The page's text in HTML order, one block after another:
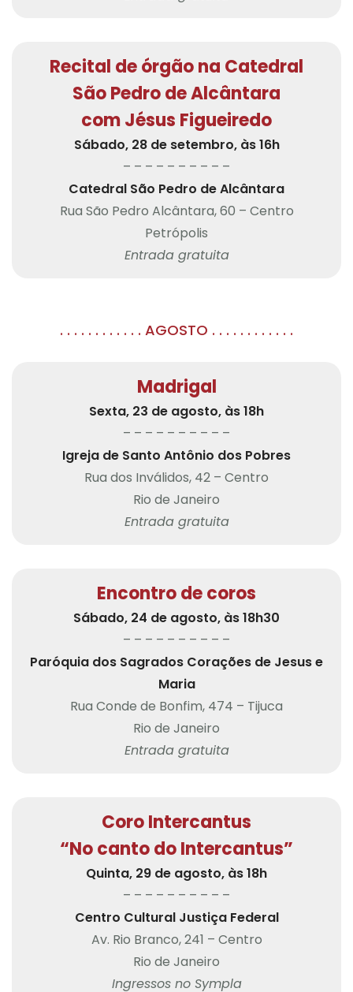
Recital de órgão na Catedral
São Pedro de Alcântara
com Jésus Figueiredo
Sábado, 28 de setembro, às 16h
– – – – – – – – – –
Catedral São Pedro de Alcântara
Rua São Pedro Alcântara, 60 – Centro
Petrópolis
Entrada gratuita
. . . . . . . . . . . . AGOSTO . . . . . . . . . . . .
Madrigal
Sexta, 23 de agosto, às 18h
– – – – – – – – – –
Igreja de Santo Antônio dos Pobres
Rua dos Inválidos, 42 – Centro
Rio de Janeiro
Entrada gratuita
Encontro de coros
Sábado, 24 de agosto, às 18h30
– – – – – – – – – –
Paróquia dos Sagrados Corações de Jesus e
Maria
Rua Conde de Bonfim, 474 – Tijuca
Rio de Janeiro
Entrada gratuita
Coro Intercantus
“No canto do Intercantus”
Quinta, 29 de agosto, às 18h
– – – – – – – – – –
Centro Cultural Justiça Federal
Av. Rio Branco, 241 – Centro
Rio de Janeiro
Ingressos no Sympla